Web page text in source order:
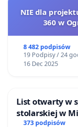
NIE dla
360 w
8 482 podpisów
19 Podpisy / 24
16 Dec 2025
List otwarty w
stolarskiej w
Gdańsku
373 podpisów